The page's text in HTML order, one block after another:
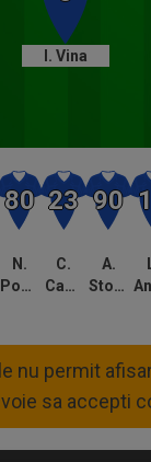
I. Vina
N.
Popescu
C.
Casap
A.
Stoian
nu permit
sa accepti